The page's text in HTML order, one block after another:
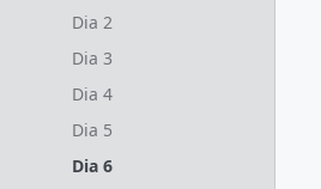
Dia 2
Dia 3
Dia 4
Dia 5
Dia 6